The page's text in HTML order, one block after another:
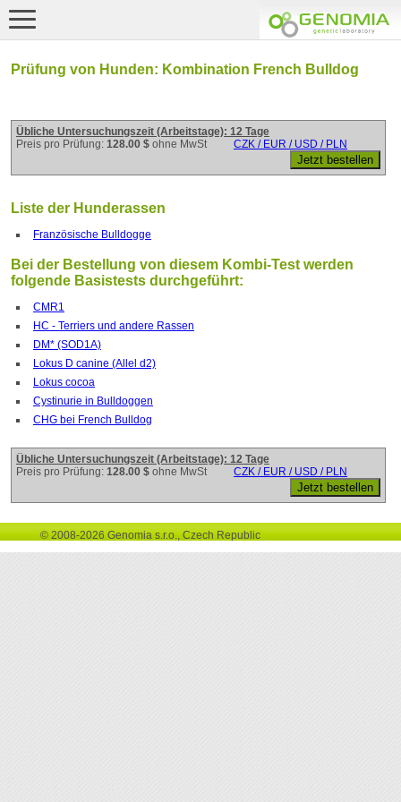
Prüfung von Hunden: Kombination French Bulldog
Übliche Untersuchungszeit (Arbeitstage): 12 Tage
Preis pro Prüfung: 128.00 $ ohne MwSt CZK / EUR / USD / PLN
Liste der Hunderassen
Französische Bulldogge
Bei der Bestellung von diesem Kombi-Test werden
folgende Basistests durchgeführt:
CMR1
HC - Terriers und andere Rassen
DM* (SOD1A)
Lokus D canine (Allel d2)
Lokus cocoa
Cystinurie in Bulldoggen
CHG bei French Bulldog
Übliche Untersuchungszeit (Arbeitstage): 12 Tage
Preis pro Prüfung: 128.00 $ ohne MwSt CZK / EUR / USD / PLN
© 2008-2026 Genomia s.r.o., Czech Republic